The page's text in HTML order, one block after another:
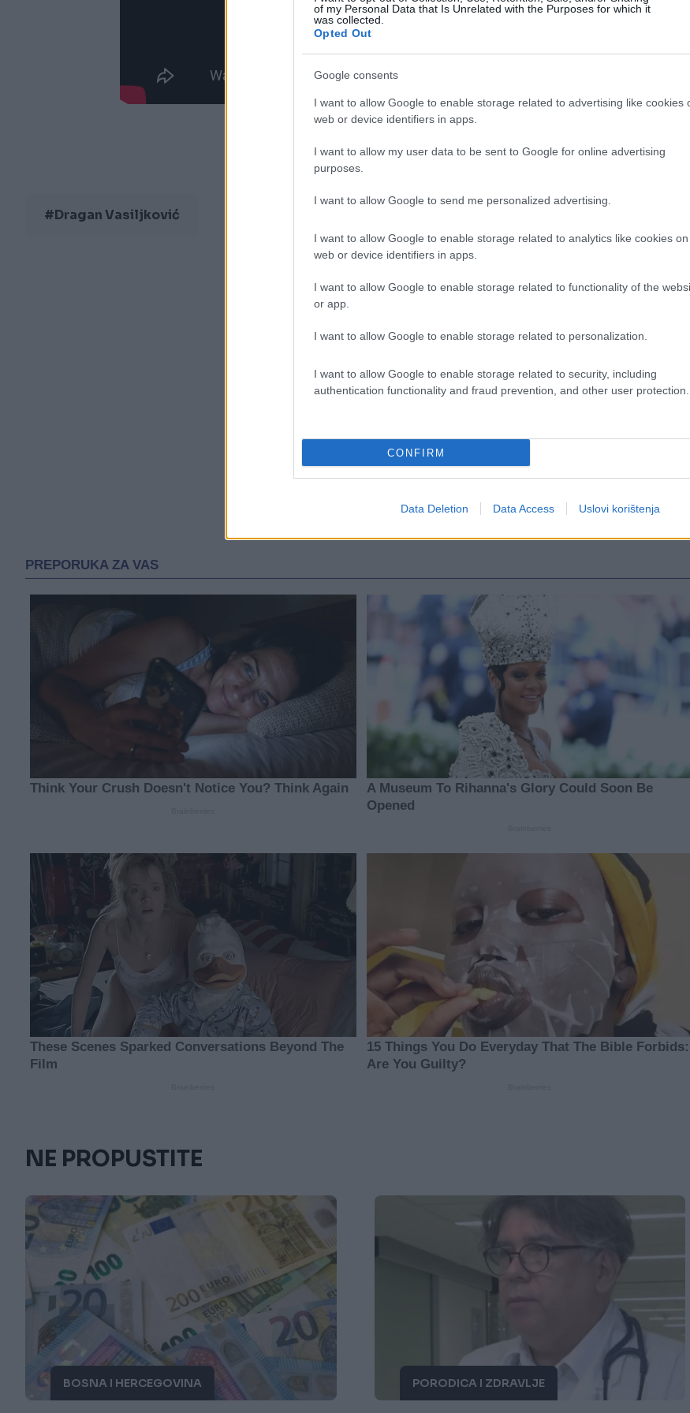
of my Personal Data that Is Unrelated with the Purposes for which it
was collected.
Opted Out
Google consents
I want to allow Google to enable storage related to advertising like cookies
web or device identifiers in apps.
I want to allow my user data to be sent to Google for online advertising
purposes.
I want to allow Google to send me personalized advertising.
I want to allow Google to enable storage related to analytics like cookies on
web or device identifiers in apps.
I want to allow Google to enable storage related to functionality of the
or app.
I want to allow Google to enable storage related to personalization.
I want to allow Google to enable storage related to security, including
authentication functionality and fraud prevention, and other user protection.
CONFIRM
Data Deletion Data Access Uslovi korištenja
#Dragan Vasiljković
NE PROPUSTITE
BOSNA I HERCEGOVINA PORODICA I ZDRAVLJE